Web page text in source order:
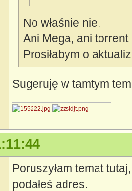
No właśnie nie.
Ani Mega, ani torrent
Prosiłabym o
Sugeruję w tamtym
Poruszyłam temat
podałeś adres.